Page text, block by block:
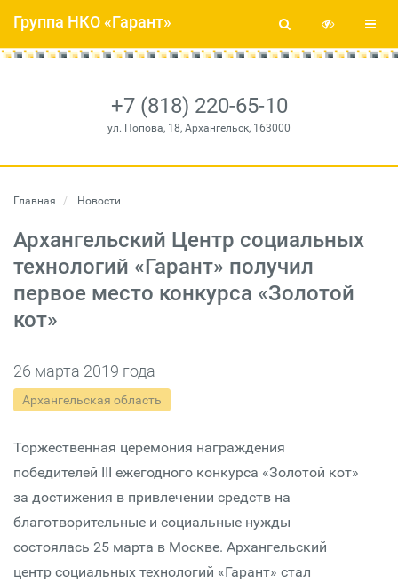
+7 (818) 220-65-10
ул. Попова, 18, Архангельск, 163000
Группа НКО «Гарант»
Главная Новости
Архангельский Центр социальных
технологий «Гарант» получил
первое место конкурса «Золотой
кот»
26 марта 2019 года
Архангельская область
Торжественная церемония награждения
победителей III ежегодного конкурса «Золотой кот»
за достижения в привлечении средств на
благотворительные и социальные нужды
состоялась 25 марта в Москве. Архангельский
центр социальных технологий «Гарант» стал